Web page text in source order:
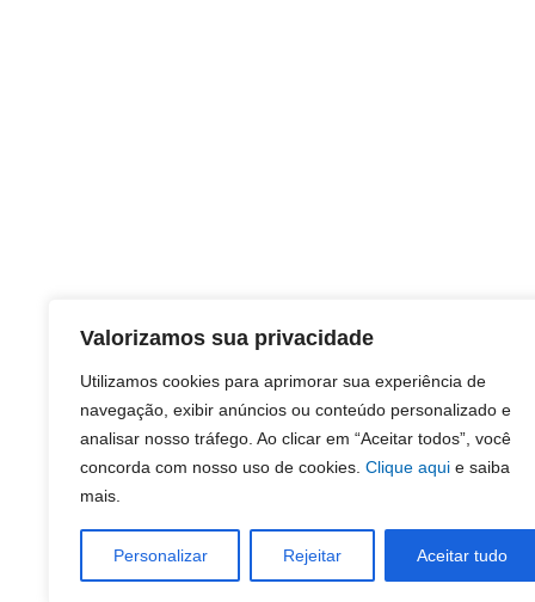
Valorizamos sua privacidade
Utilizamos cookies para aprimorar sua experiência de
navegação, exibir anúncios ou conteúdo personalizado e
analisar nosso tráfego. Ao clicar em “Aceitar todos”, você
concorda com nosso uso de cookies. Clique aqui e saiba
mais.
Personalizar Rejeitar Aceitar tudo